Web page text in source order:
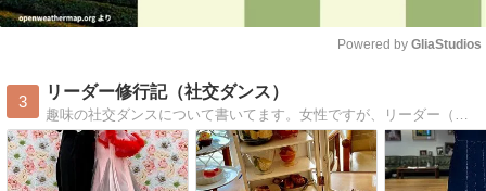
Powered by GliaStudios
3
リーダー修行記（社交ダンス）